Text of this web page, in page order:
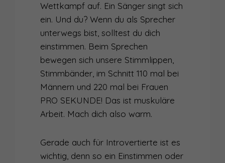
Wettkampf auf. Ein Sänger singt sich
ein. Und du? Wenn du als Sprecher
unterwegs bist, solltest du dich
einstimmen. Beim Sprechen
bewegen sich unsere Stimmlippen,
Stimmbänder, im Schnitt 110 mal bei
Männern und 220 mal bei Frauen
PRO SEKUNDE! Das ist muskuläre
Arbeit. Mach dich also warm.
Gerade auch für Introvertierte ist es
wichtig, denn so ein Einstimmen oder